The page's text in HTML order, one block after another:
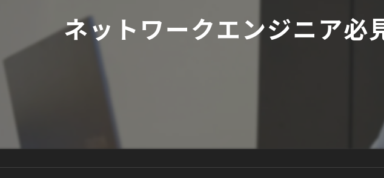
ネットワークエンジニア必